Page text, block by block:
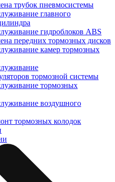
трубок пневмосистемы
главного
гидроблоков ABS
передних тормозных дисков
камер тормозных
тормозной системы
тормозных
воздушного
тормозных колодок